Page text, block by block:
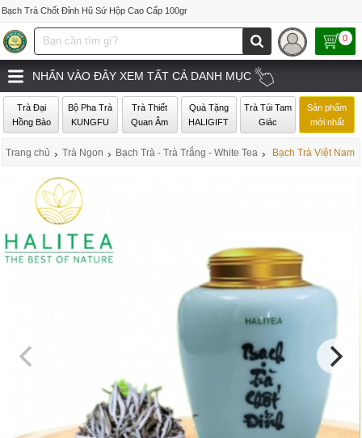
Bạch Trà Chốt Đỉnh Hũ Sứ Hộp Cao Cấp 100gr
0
NHẤN VÀO ĐÂY XEM TẤT CẢ DANH MỤC
Trà Đại
Hồng Bào
Bộ Pha Trà
KUNGFU
Trà Thiết
Quan Âm
Quà Tặng
HALIGIFT
Trà Túi Tam
Giác
Sản phẩm
mới nhất
Trang chủ › Trà Ngon › Bạch Trà - Trà Trắng - White Tea › Bạch Trà Việt Nam